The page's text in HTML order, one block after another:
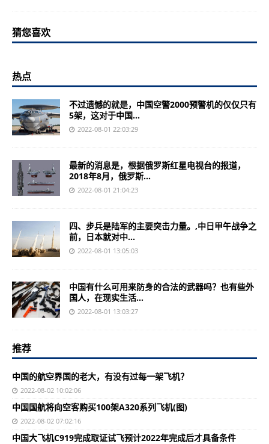
猜您喜欢
热点
不过遗憾的就是，中国空警2000预警机的仅仅只有
5架，这对于中国...
2022-08-01 22:03:29
最新的消息是，根据俄罗斯红星电视台的报道，
2018年8月，俄罗斯...
2022-08-01 21:04:23
四、步兵是陆军的主要突击力量。,中日甲午战争之
前，日本就对中...
2022-08-01 13:05:03
中国有什么可用来防身的合法的武器吗？也有些外
国人，在现实生活...
2022-08-01 13:03:27
推荐
中国的航空界国的老大，有没有过每一架飞机？
2022-08-02 10:02:06
中国国航将向空客购买100架A320系列飞机(图)
2022-08-02 07:02:16
中国大飞机C919完成取证试飞预计2022年完成后才具备条件